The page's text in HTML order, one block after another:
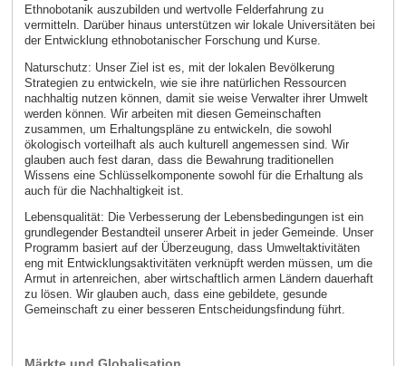
Ethnobotanik auszubilden und wertvolle Felderfahrung zu
vermitteln. Darüber hinaus unterstützen wir lokale Universitäten bei
der Entwicklung ethnobotanischer Forschung und Kurse.
Naturschutz: Unser Ziel ist es, mit der lokalen Bevölkerung
Strategien zu entwickeln, wie sie ihre natürlichen Ressourcen
nachhaltig nutzen können, damit sie weise Verwalter ihrer Umwelt
werden können. Wir arbeiten mit diesen Gemeinschaften
zusammen, um Erhaltungspläne zu entwickeln, die sowohl
ökologisch vorteilhaft als auch kulturell angemessen sind. Wir
glauben auch fest daran, dass die Bewahrung traditionellen
Wissens eine Schlüsselkomponente sowohl für die Erhaltung als
auch für die Nachhaltigkeit ist.
Lebensqualität: Die Verbesserung der Lebensbedingungen ist ein
grundlegender Bestandteil unserer Arbeit in jeder Gemeinde. Unser
Programm basiert auf der Überzeugung, dass Umweltaktivitäten
eng mit Entwicklungsaktivitäten verknüpft werden müssen, um die
Armut in artenreichen, aber wirtschaftlich armen Ländern dauerhaft
zu lösen. Wir glauben auch, dass eine gebildete, gesunde
Gemeinschaft zu einer besseren Entscheidungsfindung führt.